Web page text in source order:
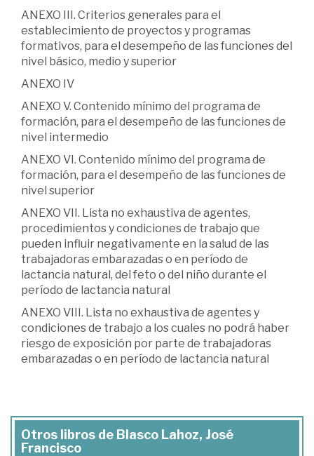
ANEXO III. Criterios generales para el
establecimiento de proyectos y programas
formativos, para el desempeño de las funciones del
nivel básico, medio y superior
ANEXO IV
ANEXO V. Contenido mínimo del programa de
formación, para el desempeño de las funciones de
nivel intermedio
ANEXO VI. Contenido mínimo del programa de
formación, para el desempeño de las funciones de
nivel superior
ANEXO VII. Lista no exhaustiva de agentes,
procedimientos y condiciones de trabajo que
pueden influir negativamente en la salud de las
trabajadoras embarazadas o en período de
lactancia natural, del feto o del niño durante el
período de lactancia natural
ANEXO VIII. Lista no exhaustiva de agentes y
condiciones de trabajo a los cuales no podrá haber
riesgo de exposición por parte de trabajadoras
embarazadas o en período de lactancia natural
Otros libros de Blasco Lahoz, José
Francisco